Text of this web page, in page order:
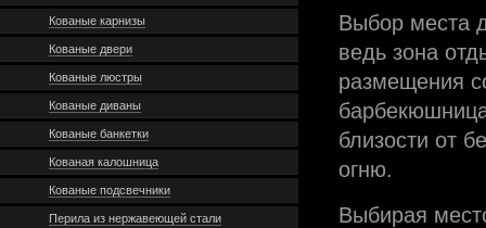
Кованые карнизы
Кованые двери
Кованые люстры
Кованые диваны
Кованые банкетки
Кованая калошница
Кованые подсвечники
Перила из нержавеющей стали
Выбор места
ведь зона
размещения
близости от
огню.
Выбирая